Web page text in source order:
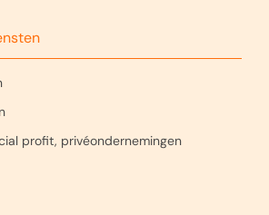
profit, privéondernemingen